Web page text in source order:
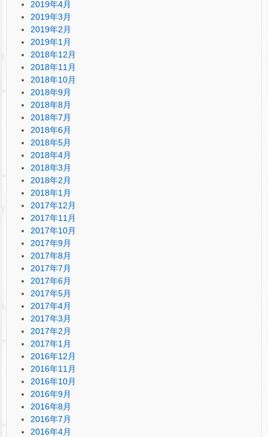
2019年4月
2019年3月
2019年2月
2019年1月
2018年12月
2018年11月
2018年10月
2018年9月
2018年8月
2018年7月
2018年6月
2018年5月
2018年4月
2018年3月
2018年2月
2018年1月
2017年12月
2017年11月
2017年10月
2017年9月
2017年8月
2017年7月
2017年6月
2017年5月
2017年4月
2017年3月
2017年2月
2017年1月
2016年12月
2016年11月
2016年10月
2016年9月
2016年8月
2016年7月
2016年4月